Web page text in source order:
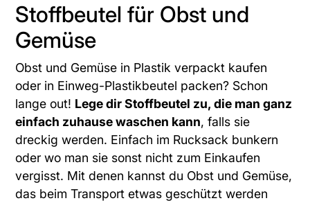
Stoffbeutel für Obst und
Gemüse
Obst und Gemüse in Plastik verpackt kaufen
oder in Einweg-Plastikbeutel packen? Schon
lange out! Lege dir Stoffbeutel zu, die man ganz
einfach zuhause waschen kann, falls sie
dreckig werden. Einfach im Rucksack bunkern
oder wo man sie sonst nicht zum Einkaufen
vergisst. Mit denen kannst du Obst und Gemüse,
das beim Transport etwas geschützt werden